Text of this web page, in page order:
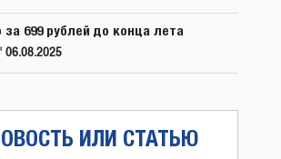
699 рублей до конца лета
06.08.2025
ИЛИ СТАТЬЮ